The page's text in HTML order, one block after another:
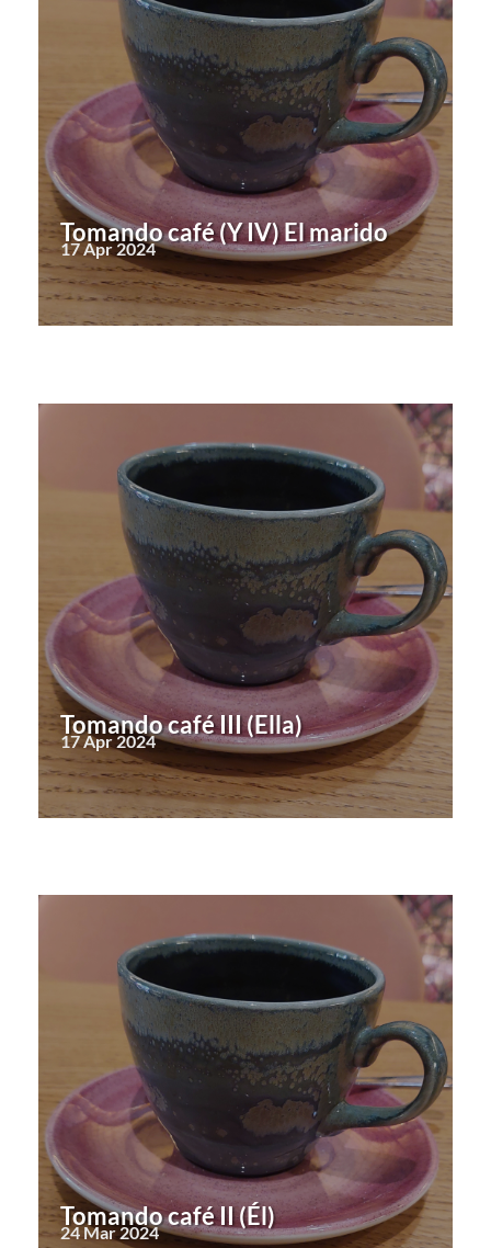
Tomando café (Y IV) El marido
17 Apr 2024
Tomando café III (Ella)
17 Apr 2024
Tomando café II (Él)
24 Mar 2024